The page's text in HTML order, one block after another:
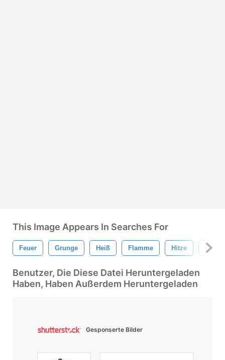
This Image Appears In Searches For
Feuer Grunge Heiß Flamme Hitze
Benutzer, Die Diese Datei Heruntergeladen
Haben, Haben Außerdem Heruntergeladen
Gesponserte Bilder